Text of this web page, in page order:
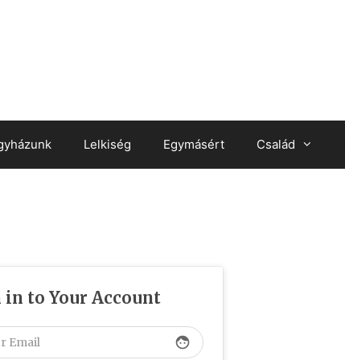
Lelkiség Egymásért Család
in to Your Account
face